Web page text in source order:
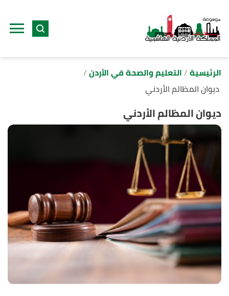
الرئيسية التعليم والصحة في الأردن
ديوان المظالم الأردني
ديوان المظالم الأردني